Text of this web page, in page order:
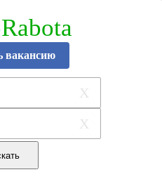
вакансию
X
X